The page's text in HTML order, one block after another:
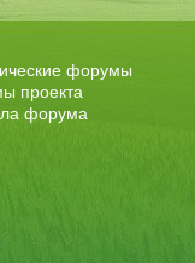
форумы
проекта
форума